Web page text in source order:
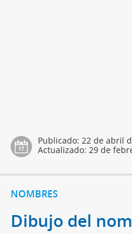
Publicado: 22 de abril
Actualizado: 29 de
NOMBRES
Dibujo del